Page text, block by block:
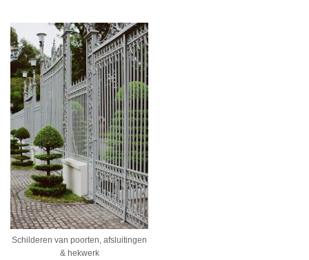
Schilderen van poorten, afsluitingen
& hekwerk